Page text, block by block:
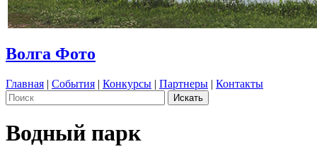
Волга Фото
Главная | События | Конкурсы | Партнеры | Контакты
Водный парк